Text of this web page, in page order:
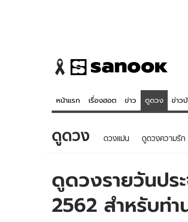
หน้าแรก เรื่องฮอต ข่าว ดูดวง ข่าว
ข่าว
ข่าวบันเทิง
ข่าวกีฬา
ข่าวเศรษฐกิจ
ดู
สถิ
หว
ดูดวง ดวงแม่น ดูดวงความรัก
ดูดวงรายวันปร
2562 สำหรับท่